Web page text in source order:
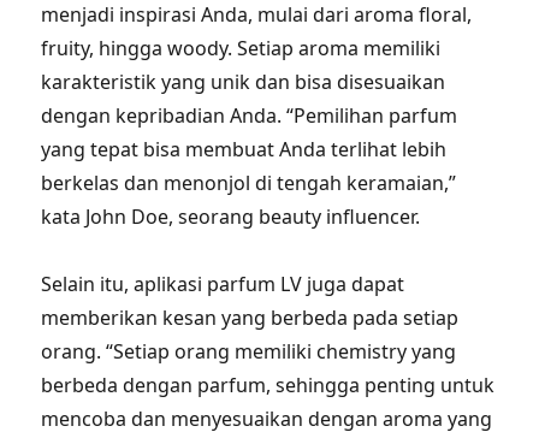
menjadi inspirasi Anda, mulai dari aroma floral,
fruity, hingga woody. Setiap aroma memiliki
karakteristik yang unik dan bisa disesuaikan
dengan kepribadian Anda. “Pemilihan parfum
yang tepat bisa membuat Anda terlihat lebih
berkelas dan menonjol di tengah keramaian,”
kata John Doe, seorang beauty influencer.
Selain itu, aplikasi parfum LV juga dapat
memberikan kesan yang berbeda pada setiap
orang. “Setiap orang memiliki chemistry yang
berbeda dengan parfum, sehingga penting untuk
mencoba dan menyesuaikan dengan aroma yang